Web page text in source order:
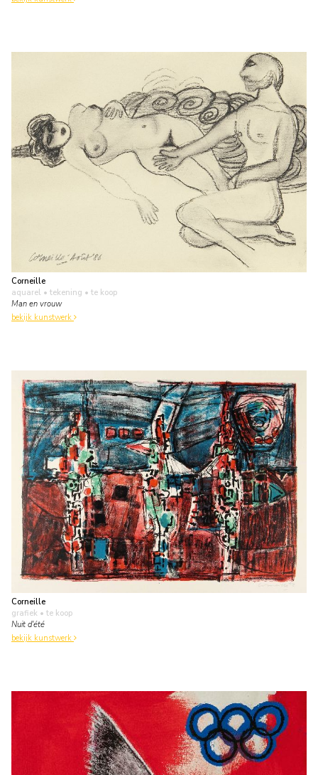
Corneille
aquarel • tekening • te koop
Man en vrouw
bekijk kunstwerk
Corneille
grafiek • te koop
Nuit d'été
bekijk kunstwerk